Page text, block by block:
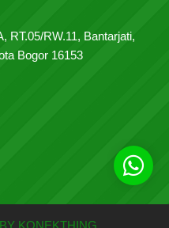
RT.05/RW.11, Bantarjati,
Bogor 16153
BY KONEKTHING